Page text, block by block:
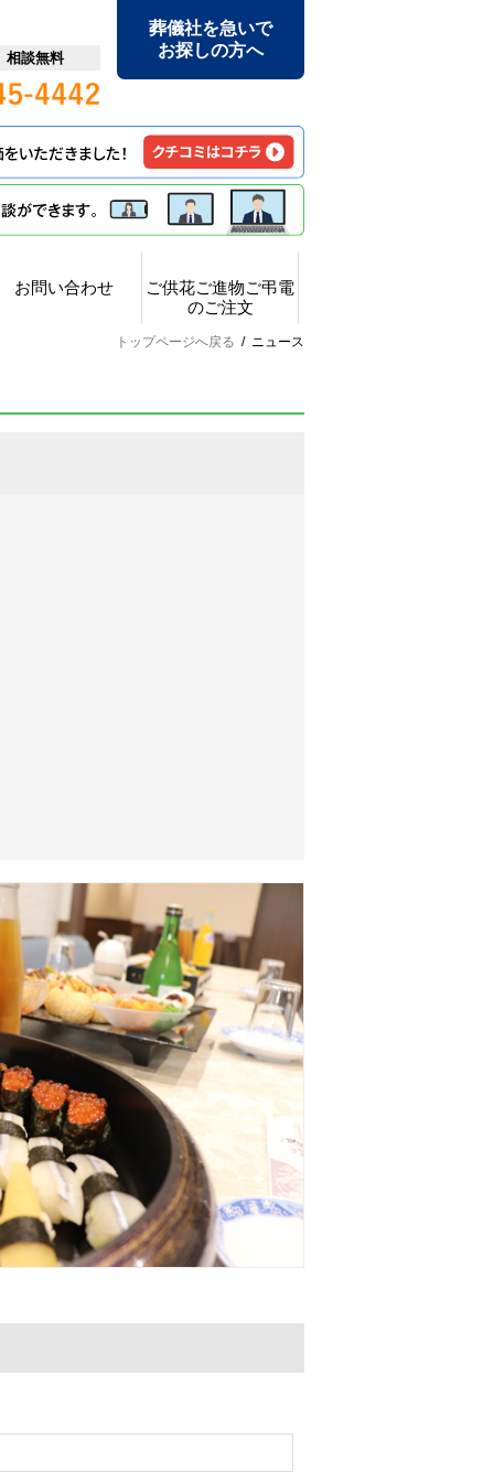
相談無料
葬儀社を急いで
お探しの方へ
お問い合わせ
ご供花ご進物ご弔電
のご注文
トップページへ戻る / ニュース